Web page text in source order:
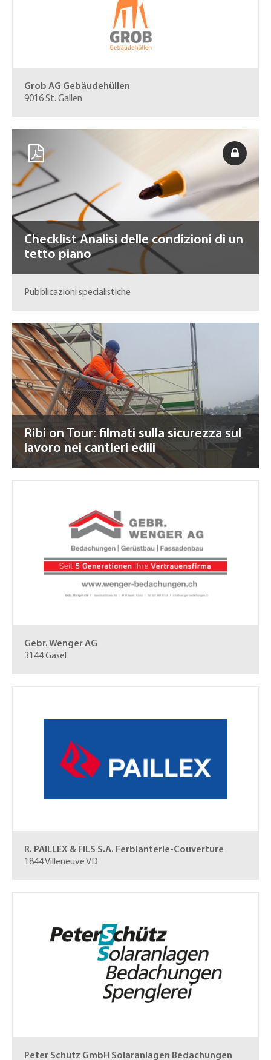
Grob AG Gebäudehüllen
9016 St. Gallen
Checklist Analisi delle condizioni di un
tetto piano
Pubblicazioni specialistiche
Ribi on Tour: filmati sulla sicurezza sul
lavoro nei cantieri edili
Gebr. Wenger AG
3144 Gasel
R. PAILLEX & FILS S.A. Ferblanterie-Couverture
1844 Villeneuve VD
Peter Schütz GmbH Solaranlagen Bedachungen